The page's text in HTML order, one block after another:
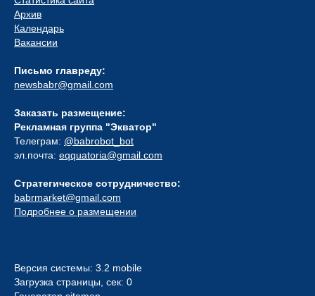
Архив
Календарь
Вакансии
Письмо главреду:
newsbabr@gmail.com
Заказать размещение:
Рекламная группа "Экватор"
Телеграм: @babrobot_bot
эл.почта: eqquatoria@gmail.com
Стратегическое сотрудничество:
babrmarket@gmail.com
Подробнее о размещении
Версия системы: 3.2 mobile
Загрузка страницы, сек: 0